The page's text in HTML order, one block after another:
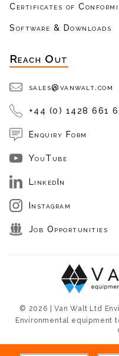
Certificates of
Software & Downloads
Reach Out
sales@vanwalt.com
+44 (0) 1428 661
Enquiry Form
YouTube
LinkedIn
Instagram
Job Opportunities
© 2026 | Van Walt Ltd
Environmental equipment